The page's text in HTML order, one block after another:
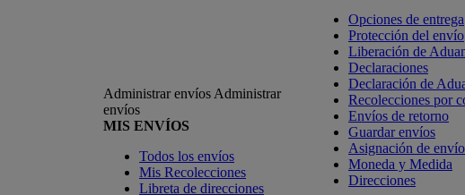
Administrar envíos Administrar
envíos
MIS ENVÍOS
Todos los envíos
Mis Recolecciones
Libreta de direcciones
Opciones de entrega
Protección del envío
Liberación de
Declaraciones
Declaración de
Recolecciones por
Envíos de retorno
Guardar envíos
Asignación de
Moneda y Medida
Direcciones